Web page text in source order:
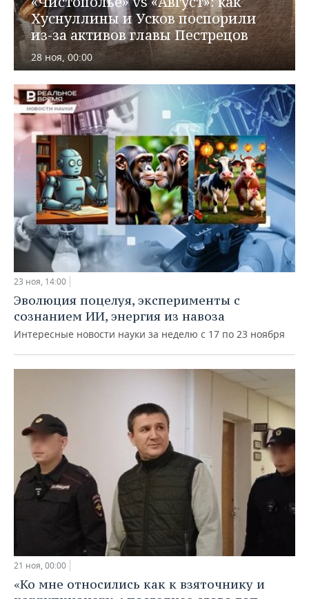
ХОККЕЙ С МЯЧОМ
ПРОИСШЕСТВИЯ
Хуснуллины и Усков поспорили
из-за активов главы Пестрецов
28 ноя, 00:00
23 ноя, 14:00
Эволюция поцелуя, эксперименты с
сознанием ИИ, энергия из навоза
Интересные новости науки за неделю с 17 по 23 ноября
21 ноя, 00:00
«Ко мне относились как к взяточнику и